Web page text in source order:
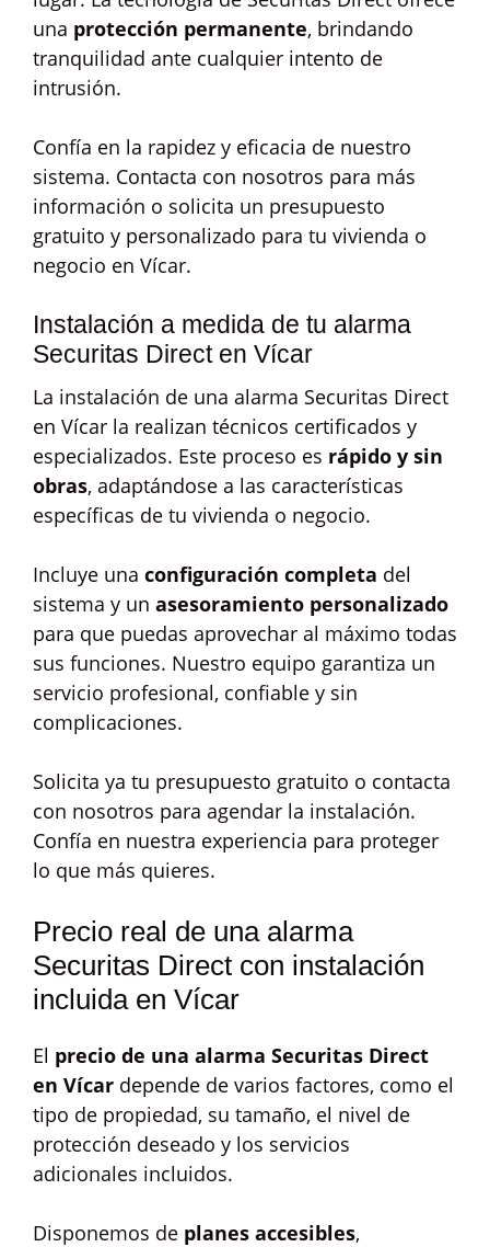
una protección permanente, brindando
tranquilidad ante cualquier intento de
intrusión.
Confía en la rapidez y eficacia de nuestro
sistema. Contacta con nosotros para más
información o solicita un presupuesto
gratuito y personalizado para tu vivienda o
negocio en Vícar.
Instalación a medida de tu alarma
Securitas Direct en Vícar
La instalación de una alarma Securitas Direct
en Vícar la realizan técnicos certificados y
especializados. Este proceso es rápido y sin
obras, adaptándose a las características
específicas de tu vivienda o negocio.
Incluye una configuración completa del
sistema y un asesoramiento personalizado
para que puedas aprovechar al máximo todas
sus funciones. Nuestro equipo garantiza un
servicio profesional, confiable y sin
complicaciones.
Solicita ya tu presupuesto gratuito o contacta
con nosotros para agendar la instalación.
Confía en nuestra experiencia para proteger
lo que más quieres.
Precio real de una alarma
Securitas Direct con instalación
incluida en Vícar
El precio de una alarma Securitas Direct
en Vícar depende de varios factores, como el
tipo de propiedad, su tamaño, el nivel de
protección deseado y los servicios
adicionales incluidos.
Disponemos de planes accesibles,